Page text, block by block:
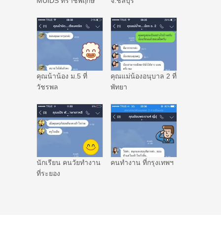
คุณน้าน้อง ม.5 ที่
วัชรพล
คุณแม่น้องอนุบาล 2 ที่
พัทยา
นักเรียน คนวัยทำงาน
ที่ระยอง
คนทำงาน ที่กรุงเทพฯ